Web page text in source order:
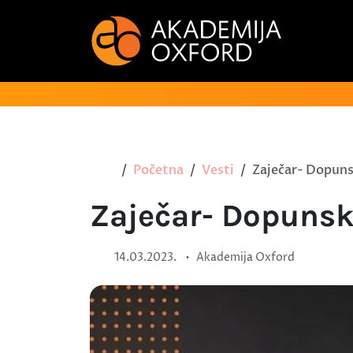
Početna Vesti Zaječar-
Zaječar-
14.03.2023. • Akademija Oxford